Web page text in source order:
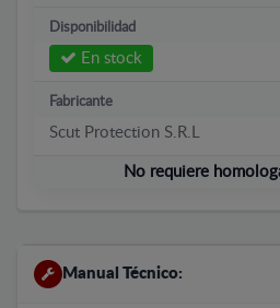
Disponibilidad
En stock
Fabricante
Scut Protection S.R.L
No requiere
Manual Técnico: